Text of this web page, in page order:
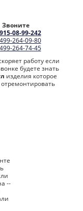
Звоните
08-99-242
264-09-80
264-74-45
работу если
будете знать
изделия которое
отремонтировать
--